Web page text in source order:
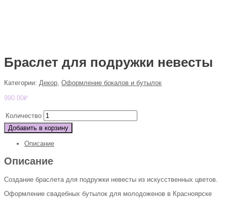
Браслет для подружки невесты
Категории: Декор, Оформление бокалов и бутылок
990.00₽
Количество
Добавить в корзину
Описание
Описание
Создание браслета для подружки невесты из искусственных цветов.
Оформление свадебных бутылок для молодоженов в Красноярске